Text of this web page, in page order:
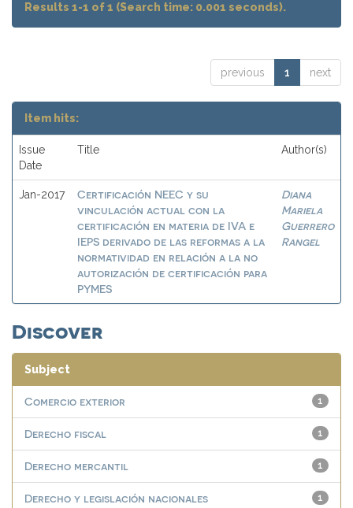
Results 1-1 of 1 (Search time: 0.001 seconds).
previous 1 next
Item hits:
Issue
Date
Title Author(s)
Jan-2017
Certificación NEEC y su
vinculación actual con la
certificación en materia de IVA e
IEPS derivado de las reformas a la
normatividad en relación a la no
autorización de certificación para
PYMES
Diana
Mariela
Guerrero
Rangel
Discover
Subject
1
Comercio exterior
1
Derecho fiscal
1
Derecho mercantil
1
Derecho y legislación nacionales